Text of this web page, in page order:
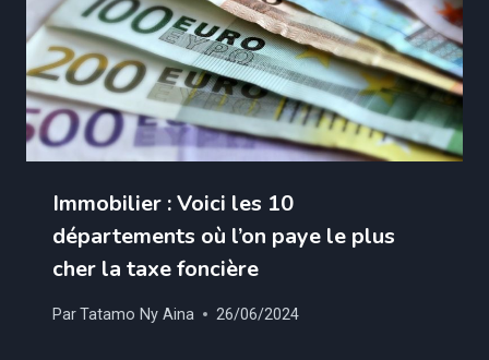
Immobilier : Voici les 10
départements où l’on paye le plus
cher la taxe foncière
ParTatamo Ny Aina 26/06/2024